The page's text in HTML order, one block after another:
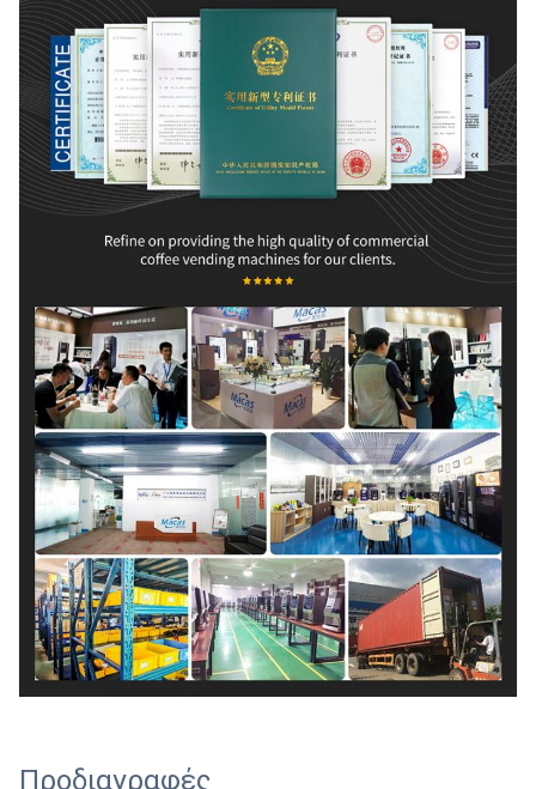
Προδιαγραφές